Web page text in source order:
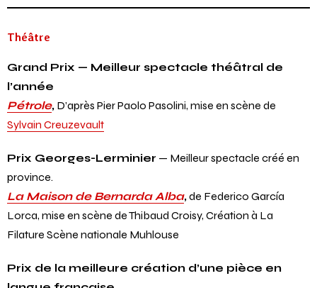
Théâtre, Musique et Danse
Théâtre
l’année
Pétrole,D’après Pier Paolo Pasolini, mise en scène de
Sylvain Creuzevault
Prix Georges-Lerminier
province.
La Maison de Bernarda Alba
de Federico García
Filature Scène nationale Muhlouse